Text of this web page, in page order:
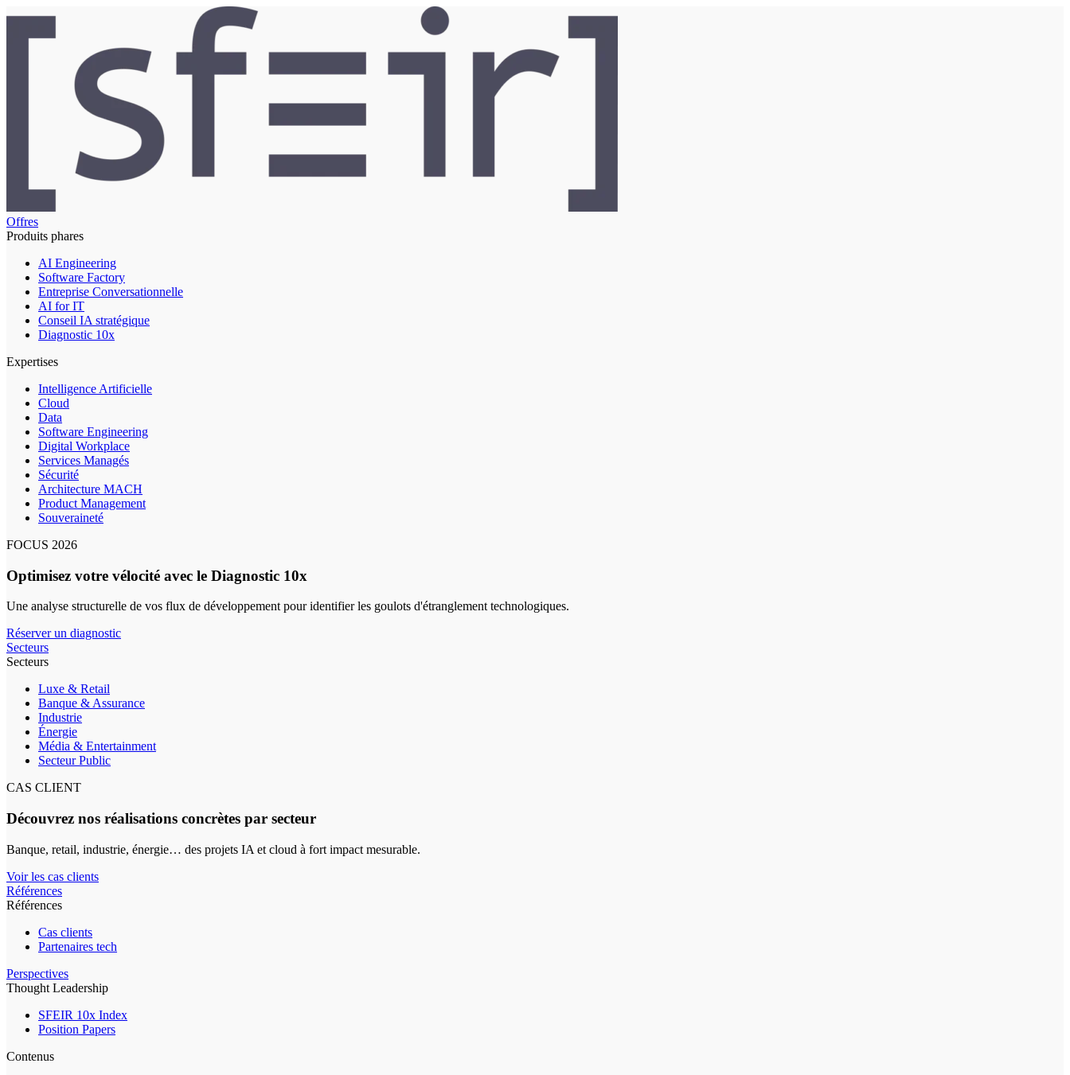
Offres
Produits phares
AI Engineering
Software Factory
Entreprise Conversationnelle
AI for IT
Conseil IA stratégique
Diagnostic 10x
Expertises
Intelligence Artificielle
Cloud
Data
Software Engineering
Digital Workplace
Services Managés
Sécurité
Architecture MACH
Product Management
Souveraineté
FOCUS 2026
Optimisez votre vélocité avec le Diagnostic 10x
Une analyse structurelle de vos flux de développement pour identifier les goulots d'étranglement technologiques.
Réserver un diagnostic
Secteurs
Secteurs
Luxe & Retail
Banque & Assurance
Industrie
Énergie
Média & Entertainment
Secteur Public
CAS CLIENT
Découvrez nos réalisations concrètes par secteur
Banque, retail, industrie, énergie… des projets IA et cloud à fort impact mesurable.
Voir les cas clients
Références
Références
Cas clients
Partenaires tech
Perspectives
Thought Leadership
SFEIR 10x Index
Position Papers
Contenus